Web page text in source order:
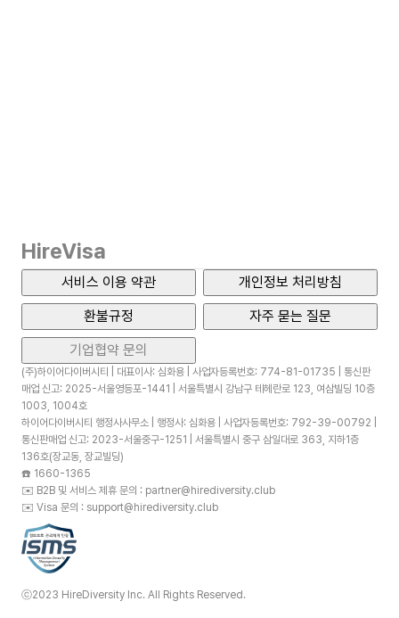
HireVisa
서비스 이용 약관
개인정보 처리방침
환불규정
자주 묻는 질문
기업협약 문의
(주)하이어다이버시티 | 대표이사: 심화용 | 사업자등록번호: 774-81-01735 | 통신판
매업 신고: 2025-서울영등포-1441 | 서울특별시 강남구 테헤란로 123, 여삼빌딩 10층
1003, 1004호
하이어다이버시티 행정사사무소 | 행정사: 심화용 | 사업자등록번호: 792-39-00792 |
통신판매업 신고: 2023-서울중구-1251 | 서울특별시 중구 삼일대로 363, 지하1층
136호(장교동, 장교빌딩)
☎️ 1660-1365
✉️ B2B 및 서비스 제휴 문의 : partner@hirediversity.club
✉️ Visa 문의 : support@hirediversity.club
ⓒ2023 HireDiversity Inc. All Rights Reserved.